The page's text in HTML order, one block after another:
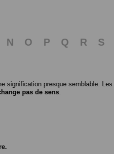
N O P Q R S
signification presque semblable. Les
pas de sens